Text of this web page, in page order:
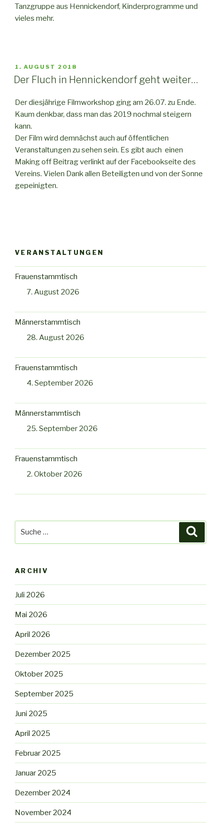
Tanzgruppe aus Hennickendorf, Kinderprogramme und
vieles mehr.
VERÖFFENTLICHT
AM
1. AUGUST 2018
Der Fluch in Hennickendorf geht weiter…
Der diesjährige Filmworkshop ging am 26.07. zu Ende.
Kaum denkbar, dass man das 2019 nochmal steigern
kann.
Der Film wird demnächst auch auf öffentlichen
Veranstaltungen zu sehen sein. Es gibt auch einen
Making off Beitrag verlinkt auf der Facebookseite des
Vereins. Vielen Dank allen Beteiligten und von der Sonne
gepeinigten.
VERANSTALTUNGEN
Frauenstammtisch
7. August 2026
Männerstammtisch
28. August 2026
Frauenstammtisch
4. September 2026
Männerstammtisch
25. September 2026
Frauenstammtisch
2. Oktober 2026
ARCHIV
Juli 2026
Mai 2026
April 2026
Dezember 2025
Oktober 2025
September 2025
Juni 2025
April 2025
Februar 2025
Januar 2025
Dezember 2024
November 2024